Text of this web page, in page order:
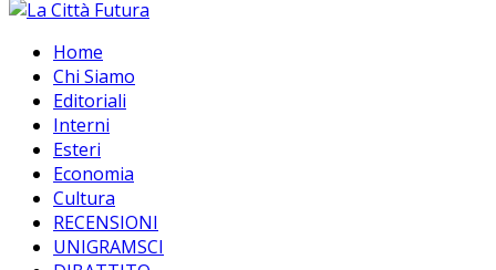
Home
Chi Siamo
Editoriali
Interni
Esteri
Economia
Cultura
RECENSIONI
UNIGRAMSCI